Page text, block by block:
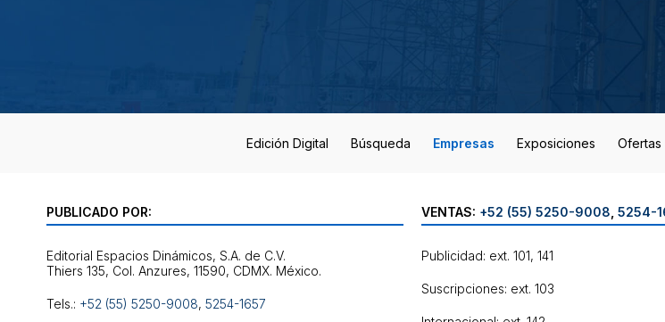
Edición Digital Búsqueda Empresas Exposiciones Ofertas
PUBLICADO POR:
Editorial Espacios Dinámicos, S.A. de C.V.
Tels.: +52 (55) 5250-9008, 5254-1657
VENTAS: +52 (55) 5250-9008 5254-
Publicidad: ext. 101, 141
Suscripciones: ext. 103